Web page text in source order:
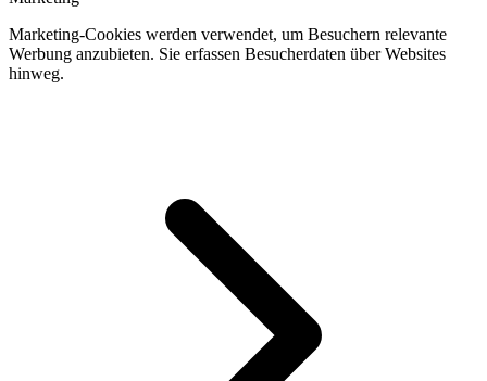
Marketing-Cookies werden verwendet, um Besuchern relevante
Werbung anzubieten. Sie erfassen Besucherdaten über Websites
hinweg.